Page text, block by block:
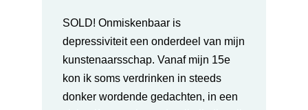
SOLD! Onmiskenbaar is
depressiviteit een onderdeel van mijn
kunstenaarsschap. Vanaf mijn 15e
kon ik soms verdrinken in steeds
donker wordende gedachten, in een